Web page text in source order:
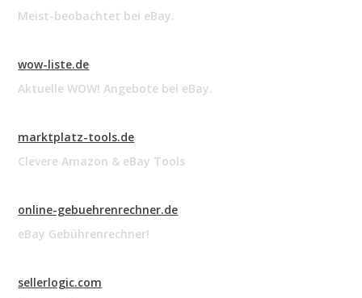
Meist-beobachtet bei eBay.
wow-liste.de
Aktuelle WOW! Angebote bei eBay.
marktplatz-tools.de
Clevere Amazon & eBay Tools
online-gebuehrenrechner.de
eBay Gebührenrechner!
sellerlogic.com